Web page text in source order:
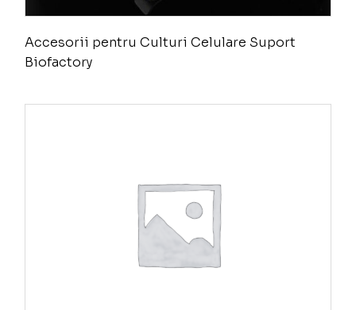
Accesorii pentru Culturi Celulare Suport
Biofactory